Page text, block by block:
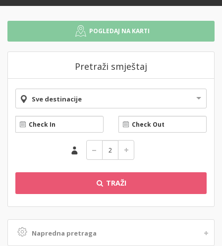
POGLEDAJ NA KARTI
Pretraži smještaj
Sve destinacije
TRAŽI
Napredna pretraga